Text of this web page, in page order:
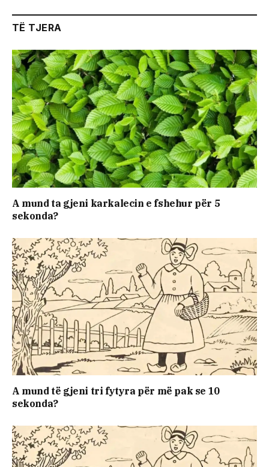
TË TJERA
A mund ta gjeni karkalecin e fshehur për 5
sekonda?
A mund të gjeni tri fytyra për më pak se 10
sekonda?